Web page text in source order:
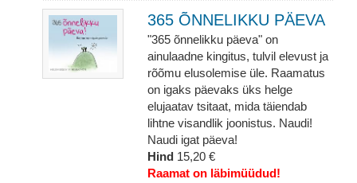
365 ÕNNELIKKU PÄEVA
"365 õnnelikku päeva" on
ainulaadne kingitus, tulvil elevust ja
rõõmu elusolemise üle. Raamatus
on igaks päevaks üks helge
elujaatav tsitaat, mida täiendab
lihtne visandlik joonistus. Naudi!
Naudi igat päeva!
Hind 15,20 €
Raamat on läbimüüdud!